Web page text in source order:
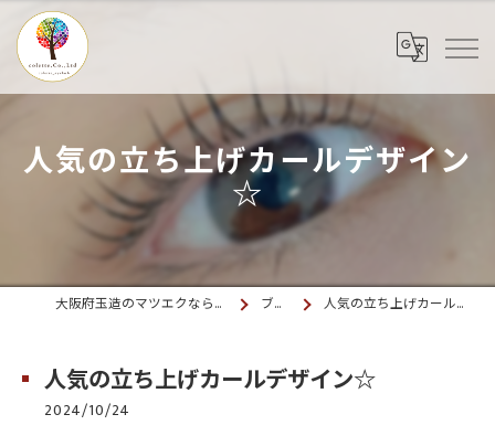
人気の立ち上げカールデザイン
☆
大阪府玉造のマツエクならcolette. 玉造 ブログ 人気の立ち上げカールデザイン☆
人気の立ち上げカールデザイン☆
2024/10/24